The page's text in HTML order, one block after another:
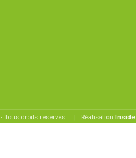
- Tous droits réservés. | Réalisation Inside